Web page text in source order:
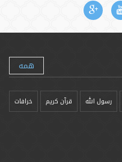
همه
رسول الله قرآن کریم خرافات